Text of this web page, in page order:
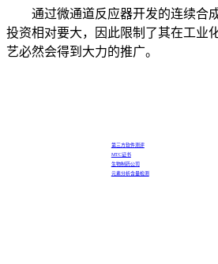
通过微通道反应器开发的连续合成
投资相对要大，因此限制了其在工业
艺必然会得到大力的推广。
第三方软件测评
MTC证书
生物制药公司
元素分析含量检测